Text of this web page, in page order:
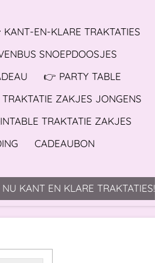
EN-KLARE TRAKTATIES
SNOEPDOOSJES
👉 PARTY TABLE
TRAKTATIE ZAKJES JONGENS
TRAKTATIE ZAKJES
CADEAUBON
KANT EN KLARE TRAKTATIES!